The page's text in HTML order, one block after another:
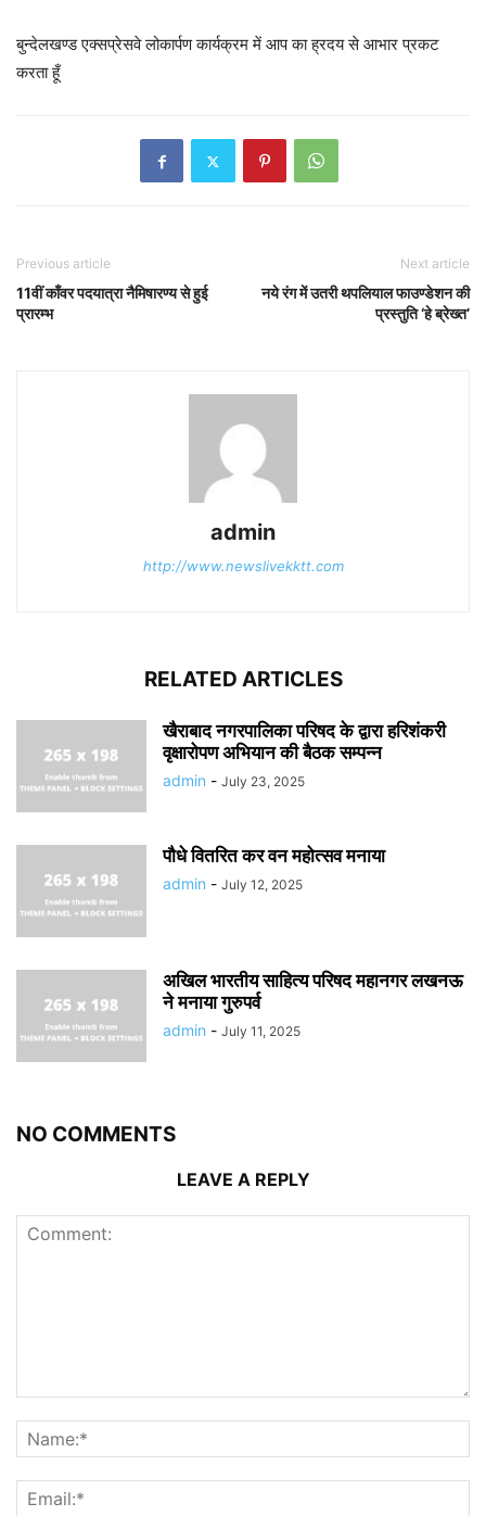
बुन्देलखण्ड एक्सप्रेसवे लोकार्पण कार्यक्रम में आप का ह्रदय से आभार प्रकट
करता हूँ
Previous article
11वीं काँवर पदयात्रा नैमिषारण्य से हुई
प्रारम्भ
Next article
नये रंग में उतरी थपलियाल फाउण्डेशन की
प्रस्तुति ‘हे ब्रेख्त’
admin
http://www.newslivekktt.com
RELATED ARTICLES
खैराबाद नगरपालिका परिषद के द्वारा हरिशंकरी
वृक्षारोपण अभियान की बैठक सम्पन्न
admin - July 23, 2025
पौधे वितरित कर वन महोत्सव मनाया
admin - July 12, 2025
अखिल भारतीय साहित्य परिषद महानगर लखनऊ
ने मनाया गुरुपर्व
admin - July 11, 2025
NO COMMENTS
LEAVE A REPLY